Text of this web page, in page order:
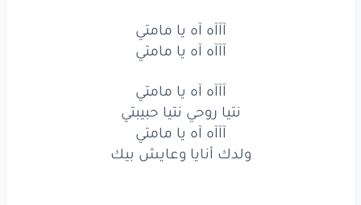
آآآه آه يا مامتي
آآآه آه يا مامتي
آآآه آه يا مامتي
نتيا روحي نتيا حبيبتي
آآآه آه يا مامتي
ولدك أنايا وعايش بيك